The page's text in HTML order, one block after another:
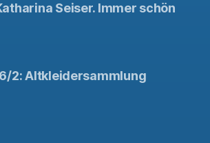
Seiser. Immer schön
2: Altkleidersammlung